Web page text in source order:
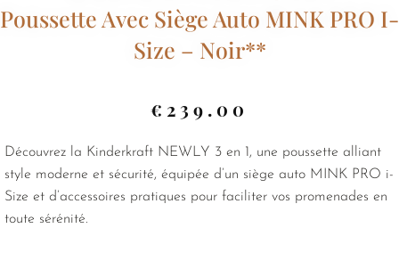
Poussette Avec Siège Auto MINK PRO I-
Size – Noir**
€ 239.00
Découvrez la Kinderkraft NEWLY 3 en 1, une poussette alliant
style moderne et sécurité, équipée d’un siège auto MINK PRO i-
Size et d’accessoires pratiques pour faciliter vos promenades en
toute sérénité.